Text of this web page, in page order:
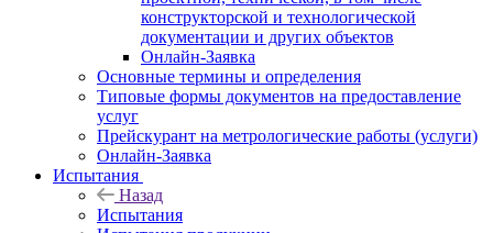
конструкторской и технологической
документации и других объектов
Онлайн-Заявка
Основные термины и определения
Типовые формы документов на предоставление
услуг
Прейскурант на метрологические работы (услуги)
Онлайн-Заявка
Испытания
Назад
Испытания